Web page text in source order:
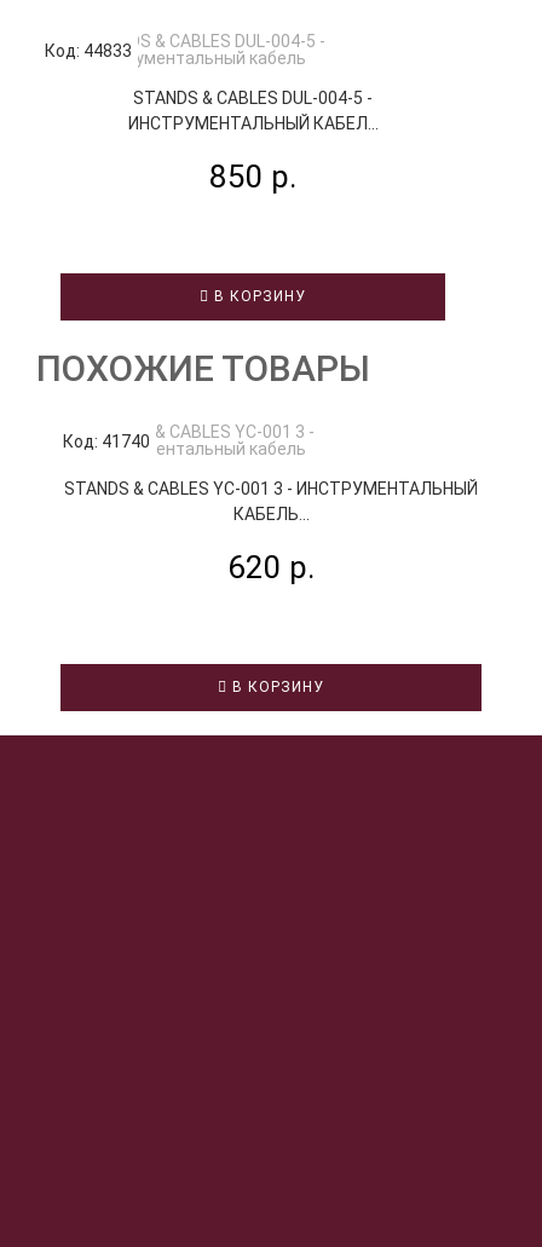
Код: 44833
STANDS & CABLES DUL-004-5 -
ИНСТРУМЕНТАЛЬНЫЙ КАБЕЛ...
850 р.
В КОРЗИНУ
ПОХОЖИЕ ТОВАРЫ
Код: 41740
STANDS & CABLES YC-001 3 - ИНСТРУМЕНТАЛЬНЫЙ
КАБЕЛЬ...
620 р.
В КОРЗИНУ